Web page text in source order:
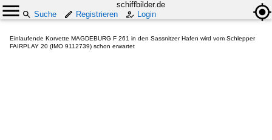
schiffbilder.de
Suche
Registrieren Login
Einlaufende Korvette MAGDEBURG F 261 in den Sassnitzer Hafen wird vom Schlepper
FAIRPLAY 20 (IMO 9112739) schon erwartet